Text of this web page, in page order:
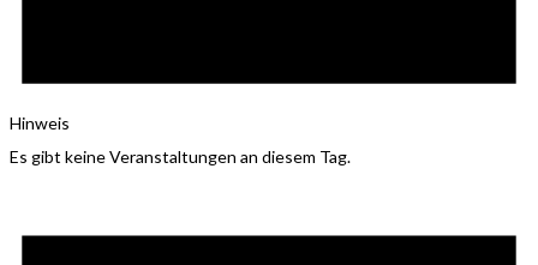
Hinweis
Es gibt keine Veranstaltungen an diesem Tag.